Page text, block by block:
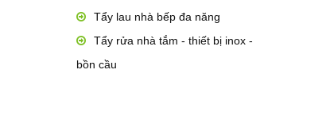
Tẩy lau nhà bếp đa năng
Tẩy rửa nhà tắm - thiết bị inox -
bồn cầu